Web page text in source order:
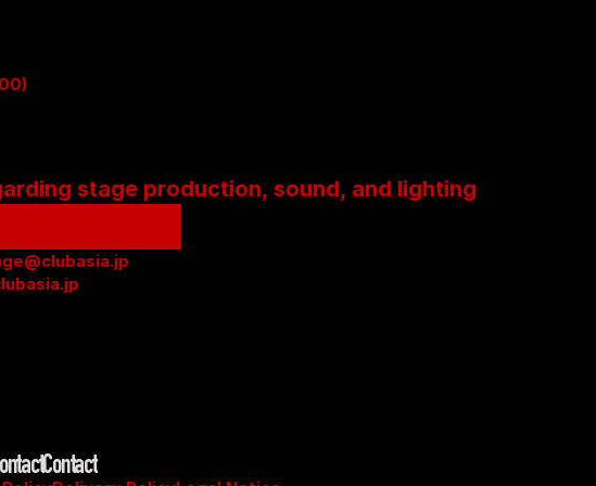
stage production, sound, and lighting
Contact